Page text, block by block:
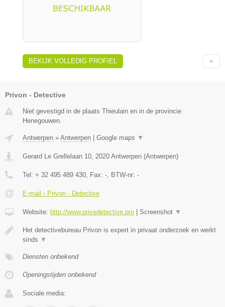
BEKIJK VOLLEDIG PROFIEL
Privon - Detective
Niet gevestigd in de plaats Thieulain en in de provincie
Henegouwen.
Antwerpen » Antwerpen | Google maps ▼
Gerard Le Grellelaan 10 2020 Antwerpen (Antwerpen)
Tel: + 32 495 489 430 , Fax: - , BTW-nr: -
E-mail › Privon - Detective
Website: http://www.privedetective.pro | Screenshot ▼
Het detectivebureau Privon is expert in privaat onderzoek en werkt
sinds ▼
Diensten onbekend
Openingstijden onbekend
Sociale media: